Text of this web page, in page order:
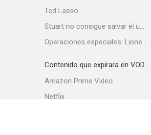
Ted Lasso
Stuart no consigue salvar el universo
Operaciones especiales: Lioness
Contenido que expirara en VOD
Amazon Prime Video
Netflix